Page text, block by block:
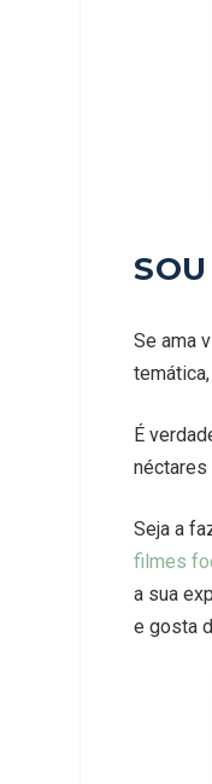
Se ama
É
Seja a
filmes
a sua
e gosta